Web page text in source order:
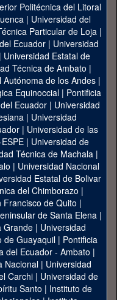
Politécnica del Litoral
| Universidad del
Particular de Loja|
Ecuador| Universidad
| Universidad Estatal de
Técnica de Ambato |
de los Andes|
Equinoccial| Pontificia
Ecuador | Universidad
| Universidad
| Universidad de las
| Universidad de
Técnica de Machala|
| Universidad Nacional
Estatal de Bolivar
del Chimborazo |
Francisco de Quito |
de Santa Elena|
Grande | Universidad
de Guayaquil| Pontificia
del Ecuador - Ambato |
Nacional| Universidad
Carchi| Universidad de
Santo | Instituto de